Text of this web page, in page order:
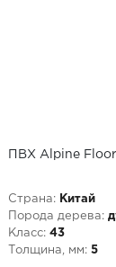
ПВХ Alpine
Страна:
Китай
Порода дерева:
Класс: 43
Толщина, мм: 5